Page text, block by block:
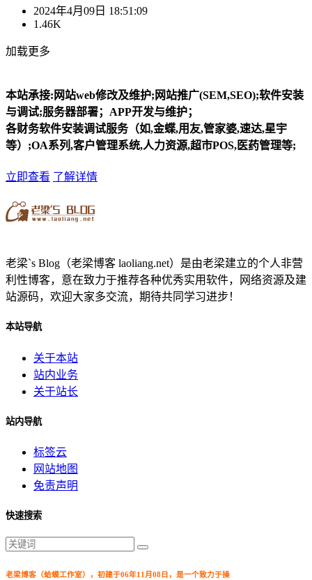
2024年4月09日 18:51:09
1.46K
加载更多
本站承接:网站web修改及维护;网站推广(SEM,SEO);软件安装
与调试;服务器部署；APP开发与维护；
各财务软件安装调试服务（如,金蝶,用友,管家婆,速达,星宇
等）;OA系列,客户管理系统,人力资源,超市POS,医药管理等;
立即查看 了解详情
老梁`s Blog（老梁博客 laoliang.net）是由老梁建立的个人非营
利性博客，意在致力于推荐各种优秀实用软件，网络资源及建
站源码，欢迎大家多交流，期待共同学习进步！
本站导航
关于本站
站内业务
关于站长
站内导航
标签云
网站地图
免责声明
快速搜索
老梁博客（蛤蟆工作室），初建于06年11月08日，是一个致力于操